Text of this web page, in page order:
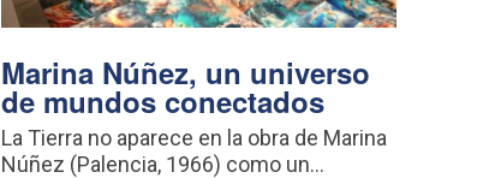
Marina Núñez, un universo
de mundos conectados
La Tierra no aparece en la obra de Marina
Núñez (Palencia, 1966) como un...